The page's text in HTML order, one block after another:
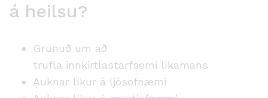
á heilsu?
Grunuð um að
trufla innkirtlastarfsemi líkamans
Auknar líkur á ljósofnæmi